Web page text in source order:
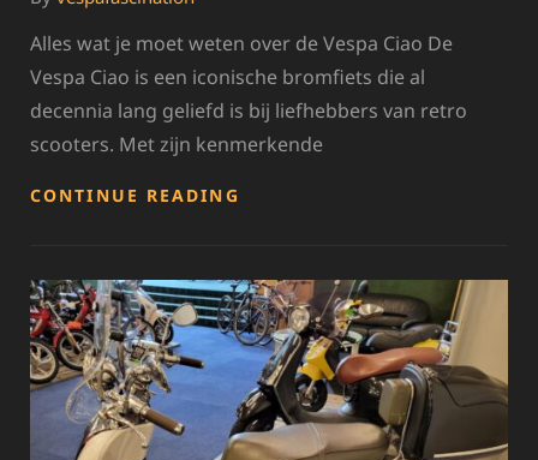
Alles wat je moet weten over de Vespa Ciao De
Vespa Ciao is een iconische bromfiets die al
decennia lang geliefd is bij liefhebbers van retro
scooters. Met zijn kenmerkende
CONTINUE READING
VAN
DE
VESPA
CIAO